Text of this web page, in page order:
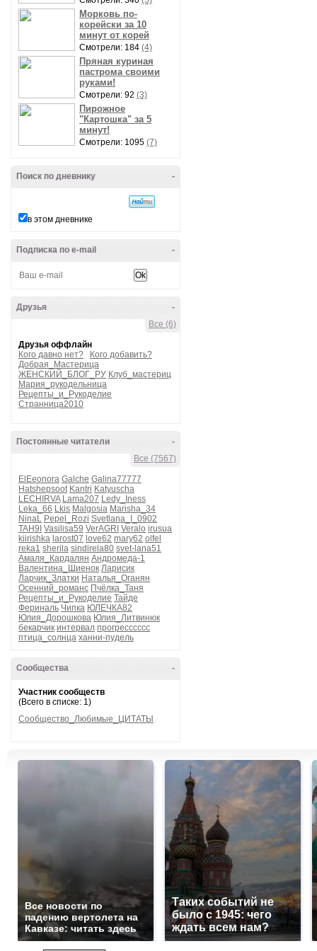
Морковь по-
корейски за 10
минут от корей
Смотрели: 184 (4)
Пряная куриная
пастрома своими
руками!
Смотрели: 92 (3)
Пирожное
"Картошка" за 5
минут!
Смотрели: 1095 (7)
-
Поиск по дневнику
в этом дневнике
-
Подписка по e-mail
-
Друзья
Все (6)
Друзья оффлайн
Кого давно нет?
Кого добавить?
Добрая_Мастерица
ЖЕНСКИЙ_БЛОГ_РУ Клуб_мастериц
Мария_рукодельница
Рецепты_и_Рукоделие
Странница2010
-
Постоянные читатели
Все (7567)
ElEeonora Galche Galina77777
Hatshepsoot Kantri Katyuscha
LECHIRVA Lama207 Ledy_Iness
Leka_66 Lkis Malgosia Marisha_34
NinaL Pepel_Rozi Svetlana_I_0902
TAH9I Vasilisa59 VerAGRI Veralo irusua
kiirishka larost07 love62 mary62 olfel
reka1 sherila sindirela80 svet-lana51
Амаля_Кардалян Андромеда-1
Валентина_Шиенок Ларисик
Ларчик_Златки Наталья_Оганян
Осенний_романс Пчёлка_Таня
Рецепты_и_Рукоделие Тайде
Фериналь Чипка ЮЛЕЧКА82
Юлия_Дорошкова Юлия_Литвинюк
бекарчик интервал прогресссссс
птица_солнца ханни-пудель
-
Сообщества
Участник сообществ
(Всего в списке: 1)
Сообщество_Любимые_ЦИТАТЫ
Все новости по
падению вертолета на
Кавказе: читать здесь
Таких событий не
было с 1945: чего
ждать всем нам?